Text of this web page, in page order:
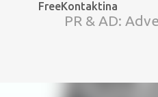
スキップしてメイ
FreeKontaktina
PR & AD: